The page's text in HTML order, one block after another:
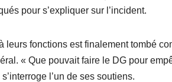
pour s’expliquer sur l’incident.
leurs fonctions est finalement tombé
« Que pouvait faire le DG pour
l’un de ses soutiens.